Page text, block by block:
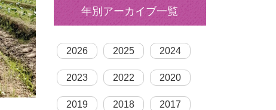
年別アーカイブ一覧
2026 2025 2024
2023 2022 2020
2019 2018 2017